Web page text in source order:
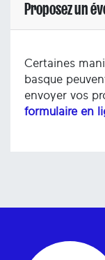
Proposez un
Certaines
basque
envoyer vos
formulaire en